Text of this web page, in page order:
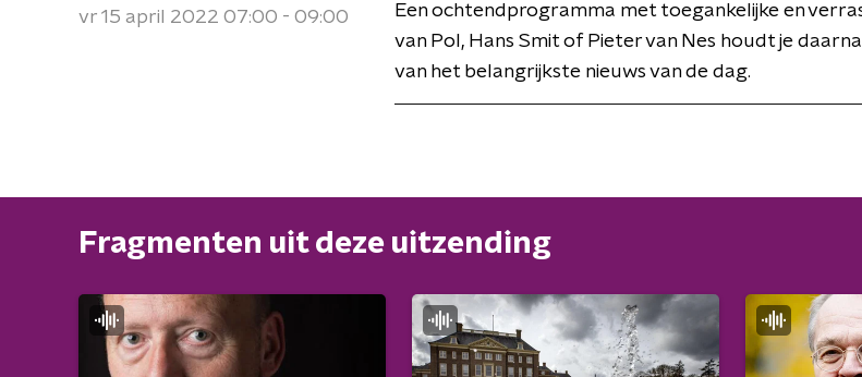
vr 15 april 2022 07:00 - 09:00
Een ochtendprogramma met toegankelijke en
van Pol, Hans Smit of Pieter van Nes houdt je
van het belangrijkste nieuws van de dag.
Fragmenten uit deze uitzending